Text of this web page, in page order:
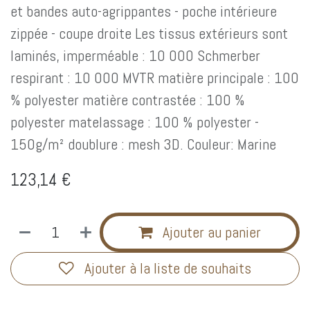
et bandes auto-agrippantes - poche intérieure
zippée - coupe droite Les tissus extérieurs sont
laminés, imperméable : 10 000 Schmerber
respirant : 10 000 MVTR matière principale : 100
% polyester matière contrastée : 100 %
polyester matelassage : 100 % polyester -
150g/m² doublure : mesh 3D. Couleur: Marine
123,14 €
Ajouter au panier
Ajouter à la liste de souhaits